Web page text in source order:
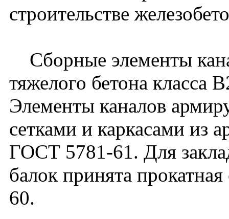
строительстве
Сборные элементы
тяжелого бетона класса
Элементы каналов
сетками и каркасами из
ГОСТ 5781-61. Для
балок принята
60.